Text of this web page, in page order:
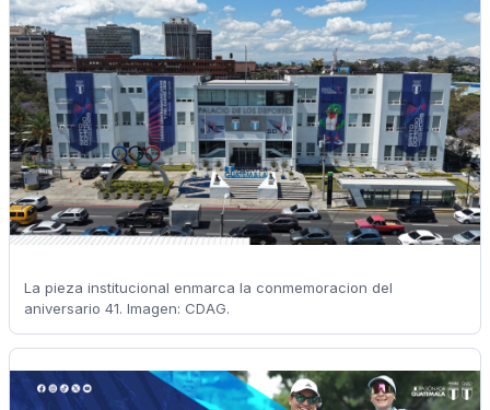
La pieza institucional enmarca la conmemoracion del
aniversario 41. Imagen: CDAG.